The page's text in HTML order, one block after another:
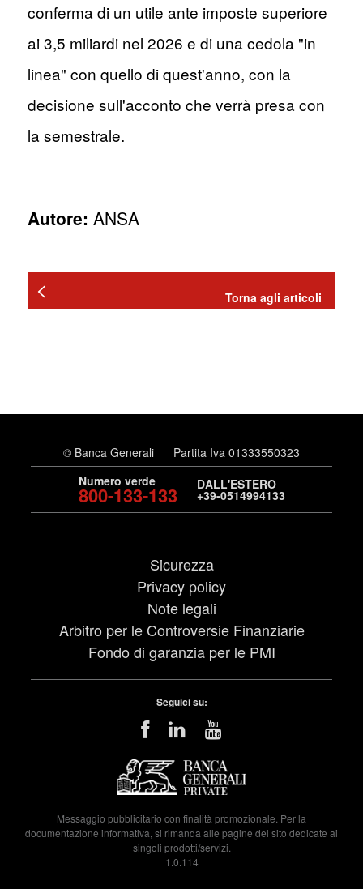
conferma di un utile ante imposte superiore
ai 3,5 miliardi nel 2026 e di una cedola "in
linea" con quello di quest'anno, con la
decisione sull'acconto che verrà presa con
la semestrale.
Autore: ANSA
Torna agli articoli
© Banca Generali
Partita Iva 01333550323
Numero verde
800-133-133 DALL'ESTERO
+39-0514994133
Sicurezza
Privacy policy
Note legali
Arbitro per le Controversie Finanziarie
Fondo di garanzia per le PMI
Seguici su:
Messaggio pubblicitario con finalità promozionale. Per la
documentazione informativa, si rimanda alle pagine del sito dedicate ai
singoli prodotti/servizi.
1.0.114